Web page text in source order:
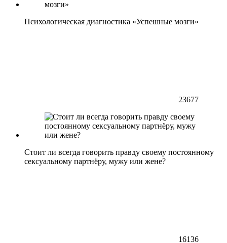
Психологическая диагностика «Успешные мозги»
23677
Стоит ли всегда говорить правду своему постоянному
сексуальному партнёру, мужу или жене?
16136